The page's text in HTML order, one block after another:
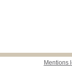
Mentions